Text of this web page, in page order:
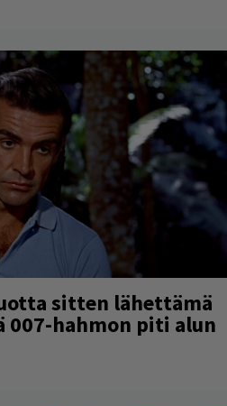
sitten lähettämä
hahmon piti alun